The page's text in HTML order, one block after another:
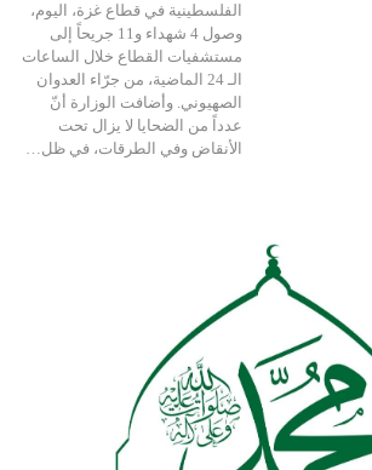
الفلسطينية في قطاع غزة، اليوم،
وصول 4 شهداء و11 جريحاً إلى
مستشفيات القطاع خلال الساعات
الـ 24 الماضية، من جرّاء العدوان
الصهيوني. وأضافت الوزارة أنّ
عدداً من الضحايا لا يزال تحت
الأنقاض وفي الطرقات، في ظل…